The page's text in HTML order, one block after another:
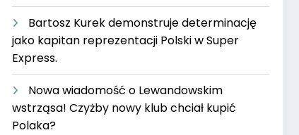
Bartosz Kurek demonstruje determinację
jako kapitan reprezentacji Polski w Super
Express.
Nowa wiadomość o Lewandowskim
wstrząsa! Czyżby nowy klub chciał kupić
Polaka?